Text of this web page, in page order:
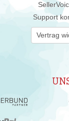
Support
Vertrag